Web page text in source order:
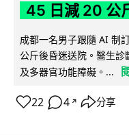
45 日減 20 公
成都一名男子跟隨 AI 制
公斤後昏迷送院。醫生
及多器官功能障礙。...
22 4 ↗ 分享